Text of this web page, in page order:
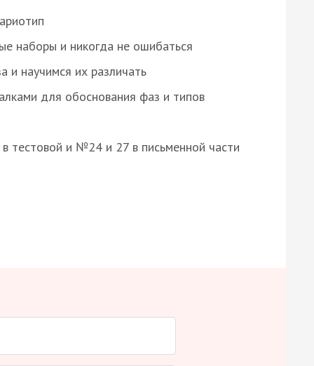
наборы и никогда не ошибаться
и научимся их различать
для обоснования фаз и типов
тестовой и №24 и 27 в письменной части